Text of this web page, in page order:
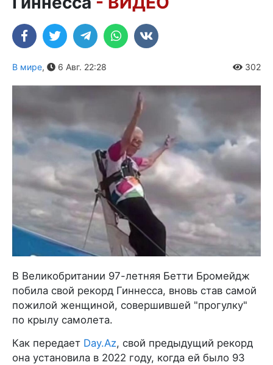
В мире, 6 Авг. 22:28 302
В Великобритании 97-летняя Бетти Бромейдж
побила свой рекорд Гиннесса, вновь став самой
пожилой женщиной, совершившей "прогулку"
по крылу самолета.
Как передает Day.Az, свой предыдущий рекорд
она установила в 2022 году, когда ей было 93